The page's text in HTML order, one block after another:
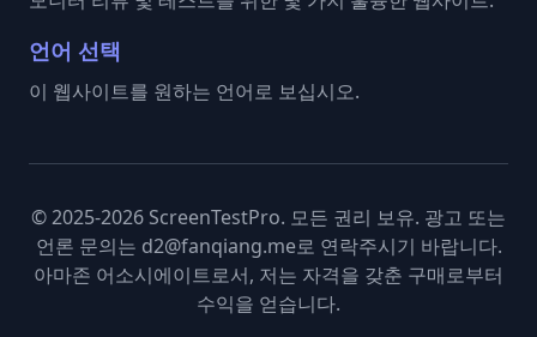
언어 선택
이 웹사이트를 원하는 언어로 보십시오.
© 2025-2026 ScreenTestPro. 모든 권리 보유. 광고 또는
언론 문의는 d2@fanqiang.me로 연락주시기 바랍니다.
아마존 어소시에이트로서, 저는 자격을 갖춘 구매로부터
수익을 얻습니다.